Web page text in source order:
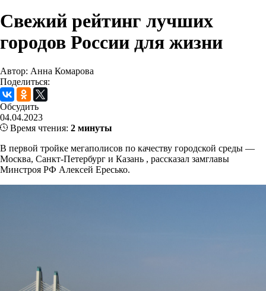
Свежий рейтинг лучших
городов России для жизни
Автор: Анна Комарова
Поделиться:
Обсудить
04.04.2023
Время чтения: 2 минуты
В первой тройке мегаполисов по качеству городской среды —
Москва, Санкт-Петербург и Казань , рассказал замглавы
Минстроя РФ Алексей Ересько.